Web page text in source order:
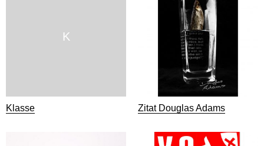
K
Klasse Zitat Douglas Adams